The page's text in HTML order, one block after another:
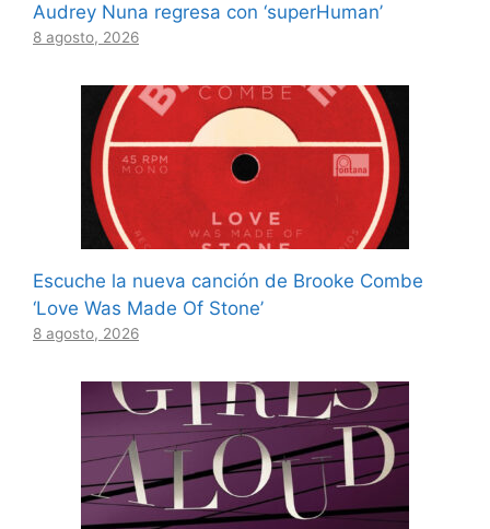
Audrey Nuna regresa con ‘superHuman’
8 agosto, 2026
Escuche la nueva canción de Brooke Combe
‘Love Was Made Of Stone’
8 agosto, 2026